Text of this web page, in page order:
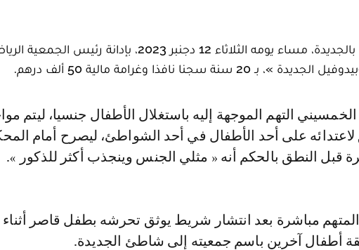
قضت غرفة الجنايات الابتدائية بمحكمة الاستئناف بالجديدة، مساء يومه الثلاثاء 12 دجنبر 2023، بإدانة رئيس
وغرامة مالية 50 ألف درهم.
على أحد الأطفال في أحد الشواطئ، ليصرح أمام
قبل النطق بالحكم أنه « مثلي الجنس وينجذب أكثر للذكور ».
المتهم مباشرة بعد انتشار شريط يوثق تحرشه بطفل قاصر أثناء
أطفال آخرين باسم جمعيته إلى شاطئ الجديدة.